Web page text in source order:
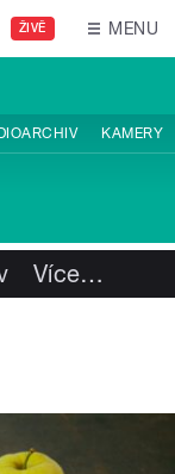
ŽIVĚ MENU
KAMERY
Více…